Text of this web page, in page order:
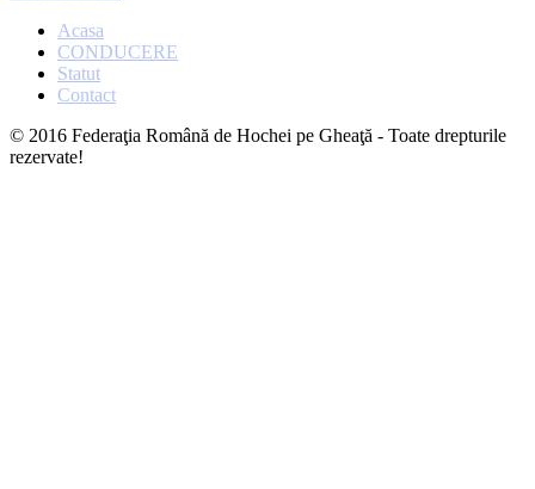
Acasa
CONDUCERE
Statut
Contact
© 2016 Federaţia Română de Hochei pe Gheaţă - Toate drepturile
rezervate!